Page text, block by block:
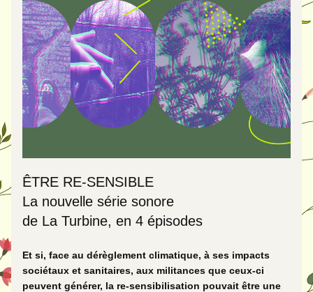
ÊTRE RE-SENSIBLE
La nouvelle série sonore
de La Turbine, en 4 épisodes
Et si, face au dérèglement climatique, à ses impacts
sociétaux et sanitaires, aux militances que ceux-ci
peuvent générer, la re-sensibilisation pouvait être une